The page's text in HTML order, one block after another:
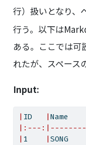
行）扱いとなり、
行う。以下は
ある。ここでは可
れたが、スペース
Input:
ID Name
|:---
1 SONG